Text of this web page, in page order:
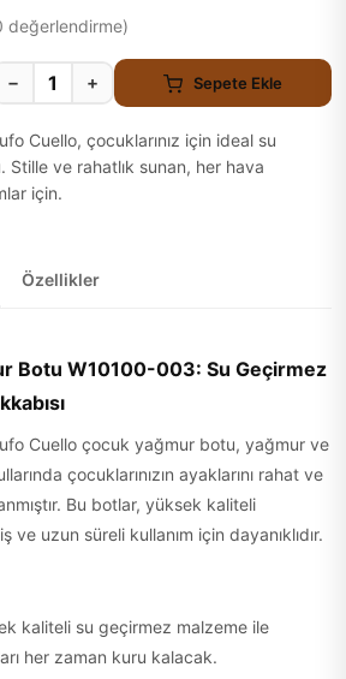
değerlendirme)
− + Sepete Ekle
Cuello, çocuklarınız için ideal su
ve rahatlık sunan, her hava
için.
Özellikler
Botu W10100-003: Su Geçirmez
Cuello çocuk yağmur botu, yağmur ve
çocuklarınızın ayaklarını rahat ve
Bu botlar, yüksek kaliteli
ve uzun süreli kullanım için dayanıklıdır.
kaliteli su geçirmez malzeme ile
her zaman kuru kalacak.